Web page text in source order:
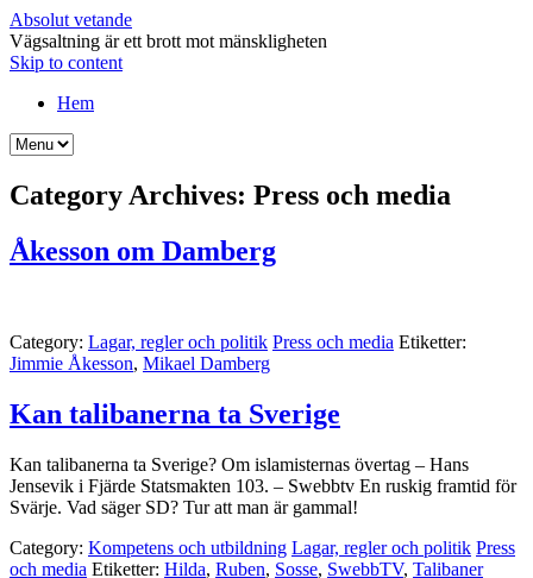
Absolut vetande
Vägsaltning är ett brott mot mänskligheten
Skip to content
Hem
Category Archives: Press och media
Åkesson om Damberg
Category: Lagar, regler och politik Press och media Etiketter:
Jimmie Åkesson, Mikael Damberg
Kan talibanerna ta Sverige
Kan talibanerna ta Sverige? Om islamisternas övertag – Hans
Jensevik i Fjärde Statsmakten 103. – Swebbtv En ruskig framtid för
Svärje. Vad säger SD? Tur att man är gammal!
Category: Kompetens och utbildning Lagar, regler och politik Press
och media Etiketter: Hilda, Ruben, Sosse, SwebbTV, Talibaner